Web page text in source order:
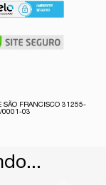
SÃO FRANCISCO 31255-
0001-03